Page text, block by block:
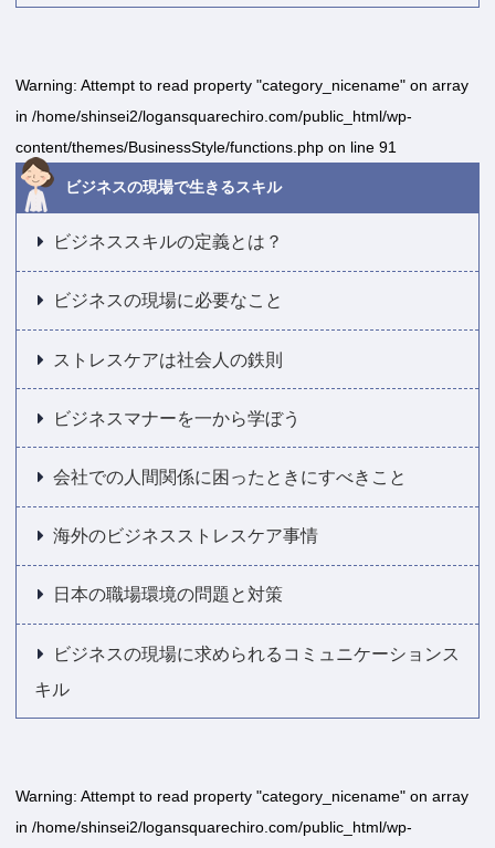
Warning: Attempt to read property "category_nicename" on array
in /home/shinsei2/logansquarechiro.com/public_html/wp-
content/themes/BusinessStyle/functions.php on line 91
ビジネスの現場で生きるスキル
ビジネススキルの定義とは？
ビジネスの現場に必要なこと
ストレスケアは社会人の鉄則
ビジネスマナーを一から学ぼう
会社での人間関係に困ったときにすべきこと
海外のビジネスストレスケア事情
日本の職場環境の問題と対策
ビジネスの現場に求められるコミュニケーションス
キル
Warning: Attempt to read property "category_nicename" on array
in /home/shinsei2/logansquarechiro.com/public_html/wp-